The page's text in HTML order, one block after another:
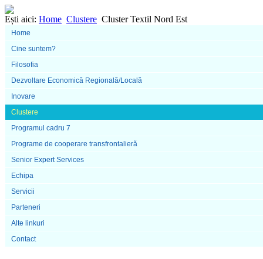
Ești aici: Home Clustere Cluster Textil Nord Est
Home
Cine suntem?
Filosofia
Dezvoltare Economică Regională/Locală
Inovare
Clustere
Programul cadru 7
Programe de cooperare transfrontalieră
Senior Expert Services
Echipa
Servicii
Parteneri
Alte linkuri
Contact